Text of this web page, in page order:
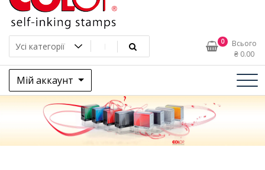
КОЛОП – ексклюзивний
представник в Україні
одного з провідних
виробників штемпельної
продукції, австрійської
0
Всього
₴ 0.00
Мій аккаунт